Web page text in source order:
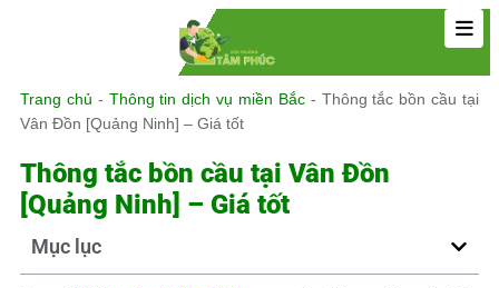
Trang chủ - Thông tin dịch vụ miền Bắc- Thông tắc bồn cầu tại
Vân Đồn [Quảng Ninh] – Giá tốt
Thông tắc bồn cầu tại Vân Đồn
[Quảng Ninh] – Giá tốt
Mục lục